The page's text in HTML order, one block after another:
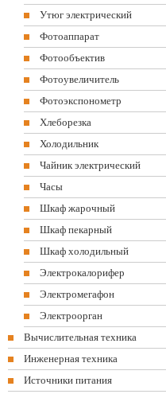
Утюг электрический
Фотоаппарат
Фотообъектив
Фотоувеличитель
Фотоэкспонометр
Хлеборезка
Холодильник
Чайник электрический
Часы
Шкаф жарочный
Шкаф пекарный
Шкаф холодильный
Электрокалорифер
Электромегафон
Электроорган
Вычислительная техника
Инженерная техника
Источники питания